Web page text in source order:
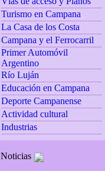
Turismo en Campana
La Casa de los Costa
Campana y el Ferrocarril
Primer Automóvil
Argentino
Río Luján
Educación en Campana
Deporte Campanense
Actividad cultural
Industrias
Noticias